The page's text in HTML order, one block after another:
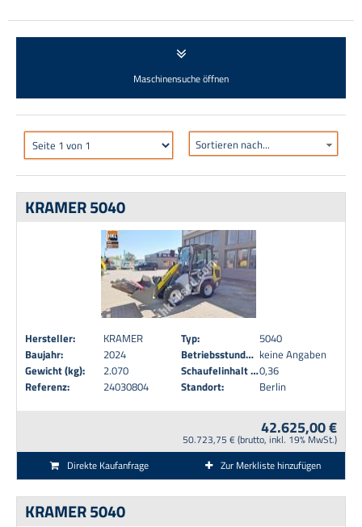
Maschinensuche öffnen
Sortieren nach...
KRAMER 5040
Hersteller: KRAMER Typ:
5040
Baujahr:
2024 Betriebsstunden: keine Angaben
Gewicht (kg):
2.070 Schaufelinhalt (m³):0,36
Referenz:
24030804 Standort: Berlin
42.625,00 €
50.723,75 € (brutto, inkl. 19% MwSt.)
Direkte Kaufanfrage
Zur Merkliste hinzufügen
KRAMER 5040